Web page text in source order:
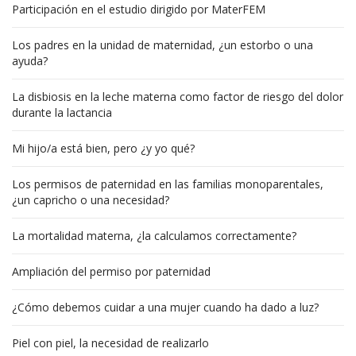
Participación en el estudio dirigido por MaterFEM
Los padres en la unidad de maternidad, ¿un estorbo o una
ayuda?
La disbiosis en la leche materna como factor de riesgo del dolor
durante la lactancia
Mi hijo/a está bien, pero ¿y yo qué?
Los permisos de paternidad en las familias monoparentales,
¿un capricho o una necesidad?
La mortalidad materna, ¿la calculamos correctamente?
Ampliación del permiso por paternidad
¿Cómo debemos cuidar a una mujer cuando ha dado a luz?
Piel con piel, la necesidad de realizarlo